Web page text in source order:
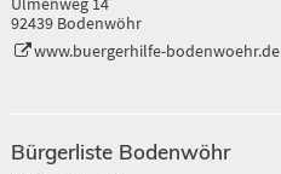
Ulmenweg 14
92439 Bodenwöhr
www.buergerhilfe-bodenwoehr.de
Bürgerliste Bodenwöhr